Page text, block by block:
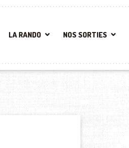
LA RANDO NOS SORTIES